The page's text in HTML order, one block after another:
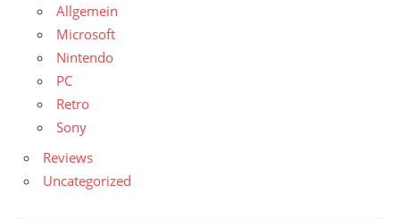
Allgemein
Microsoft
Nintendo
PC
Retro
Sony
Reviews
Uncategorized